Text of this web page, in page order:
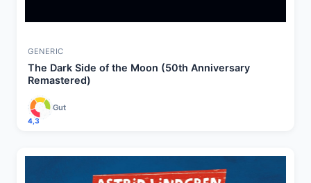
GENERIC
The Dark Side of the Moon (50th Anniversary
Remastered)
4,3
Gut